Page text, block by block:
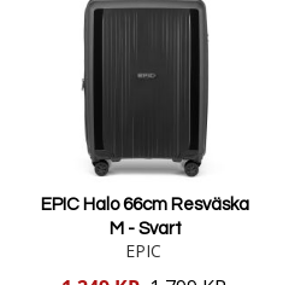
EPIC Halo 66cm Resväska
M - Svart
EPIC